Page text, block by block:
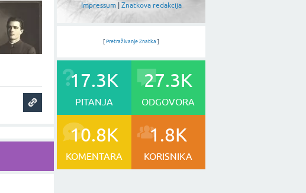
Impressum| Znatkova redakcija
[ Pretraživanje Znatka ]
17.3K
PITANJA
27.3K
ODGOVORA
10.8K
KOMENTARA
1.8K
KORISNIKA